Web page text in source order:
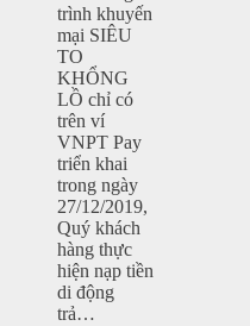
trình khuyến
mại SIÊU
TO
KHỔNG
LỒ chỉ có
trên ví
VNPT Pay
triển khai
trong ngày
27/12/2019,
Quý khách
hàng thực
hiện nạp tiền
di động
trả…